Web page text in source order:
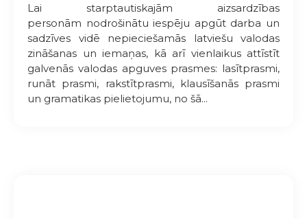
Lai starptautiskajām aizsardzības
personām nodrošinātu iespēju apgūt darba un
sadzīves vidē nepieciešamās latviešu valodas
zināšanas un iemaņas, kā arī vienlaikus attīstīt
galvenās valodas apguves prasmes: lasītprasmi,
runāt prasmi, rakstītprasmi, klausīšanās prasmi
un gramatikas pielietojumu, no šā...